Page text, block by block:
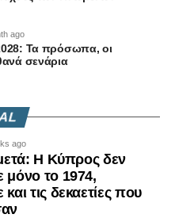
νομοθετική πράξη.
διαπραγματεύεται.
να μένει εγκλωβισμένη
της ανθρωπότητας δεν
ago
Τα πρόσωπα, οι
σενάρια
ago
Η Κύπρος δεν
μόνο το 1974,
τις δεκαετίες που